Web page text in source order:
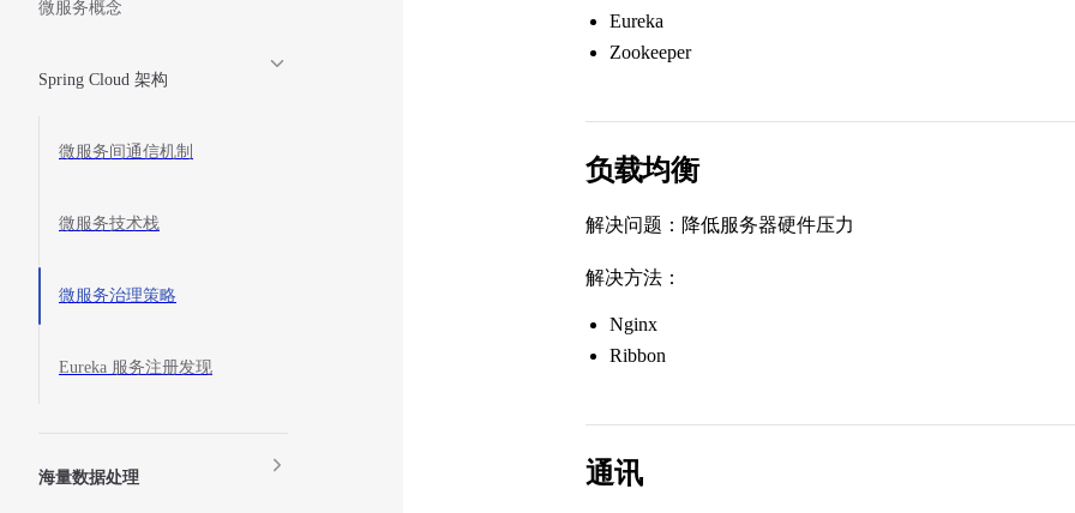
微服务概念
Spring Cloud 架构
微服务间通信机制
微服务技术栈
微服务治理策略
Eureka 服务注册发现
海量数据处理
Eureka
Zookeeper
负载均衡
解决问题：降低服务器硬件压力
解决方法：
Nginx
Ribbon
通讯